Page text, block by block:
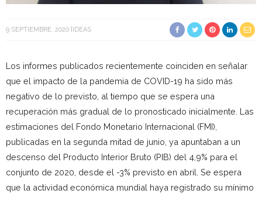
9 SEPTIEMBRE, 2020 IDEAS
Los informes publicados recientemente coinciden en señalar
que el impacto de la pandemia de COVID-19 ha sido más
negativo de lo previsto, al tiempo que se espera una
recuperación más gradual de lo pronosticado inicialmente. Las
estimaciones del Fondo Monetario Internacional (FMI),
publicadas en la segunda mitad de junio, ya apuntaban a un
descenso del Producto Interior Bruto (PIB) del 4,9% para el
conjunto de 2020, desde el -3% previsto en abril. Se espera
que la actividad económica mundial haya registrado su mínimo